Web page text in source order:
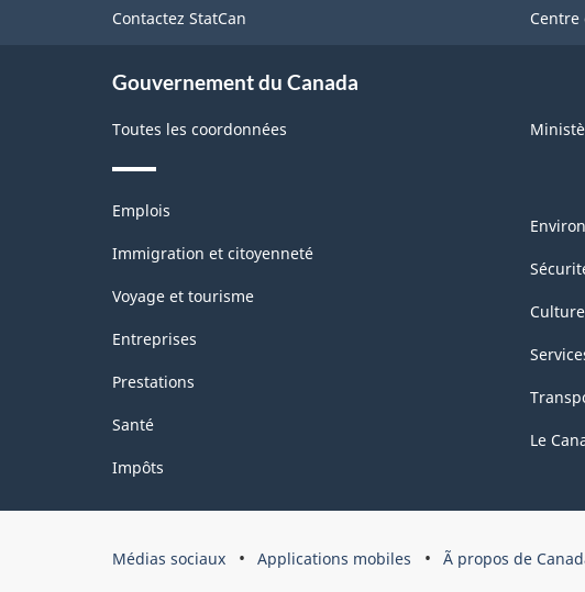
Nord
2022
version
1.0
pour
production
industrielle
(selon
les
recommandations
internationales
statistiques
Contactez StatCan Centre
Gouvernement du Canada
Toutes les coordonnées
Thèmes
sujets
Emplois
Immigration et citoyenneté
Voyage et tourisme
Entreprises
Prestations
Santé
Impôts
Le
Organisation
Médias sociaux Applications mobiles Ã propos de